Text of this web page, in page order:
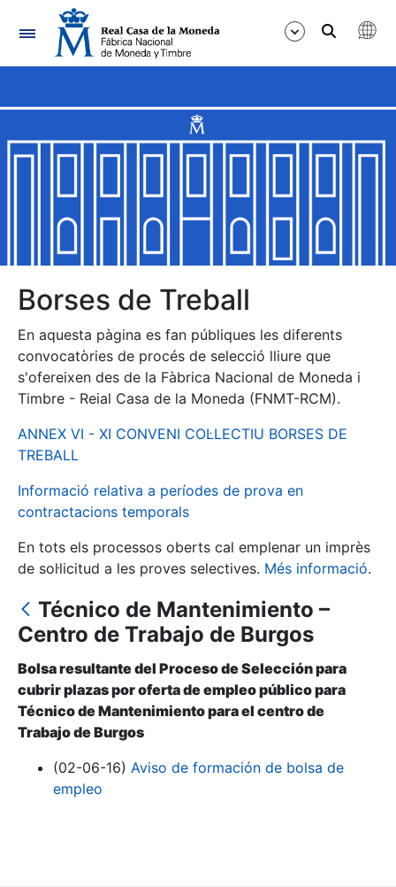
Navegació
Mostra/Amaga
Mostra/Amaga
Mostra/Amaga
Mostra/Amaga
Mostra/Amaga
Mostra/Amaga
Mostra/Amaga
Borses de Treball
En aquesta pàgina es fan públiques les diferents
convocatòries de procés de selecció lliure que
s'ofereixen des de la Fàbrica Nacional de Moneda i
Timbre - Reial Casa de la Moneda (FNMT-RCM).
ANNEX VI - XI CONVENI COL·LECTIU BORSES DE
TREBALL
Informació relativa a períodes de prova en
contractacions temporals
En tots els processos oberts cal emplenar un imprès
de sol·licitud a les proves selectives. Més informació.
Técnico de Mantenimiento –
Centro de Trabajo de Burgos
Bolsa resultante del Proceso de Selección para
cubrir plazas por oferta de empleo público para
Técnico de Mantenimiento para el centro de
Trabajo de Burgos
(02-06-16) Aviso de formación de bolsa de
empleo